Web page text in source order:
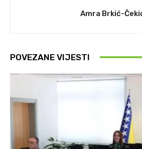
Amra Brkić-
POVEZANE VIJESTI